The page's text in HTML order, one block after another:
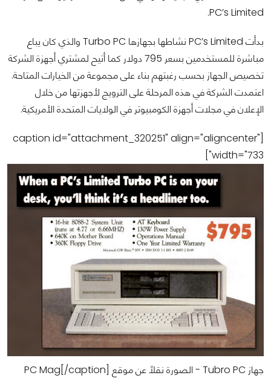
PC’s Limited.
بدأت PC’s Limited نشاطها بجهازها Turbo PC والذي كان يباع
مباشرة للمستخدمين بسعر 795 دولار كما أتيح لمشتري أجهزة الشركة
تخصيص الجهاز بحسب رغبتهم بناء على مجموعة من الخيارات المتاحة.
اعتمدت الشركة في هذه المرحلة على الترويج لأجهزتها من خلال
الإعلان في مجلات أجهزة الكومبيوتر في الولايات المتحدة الأمريكية.
[caption id="attachment_320251" align="aligncenter"
width="733"]
جهاز Tubro PC - الصورة نقلاً عن موقع PC Mag[/caption]